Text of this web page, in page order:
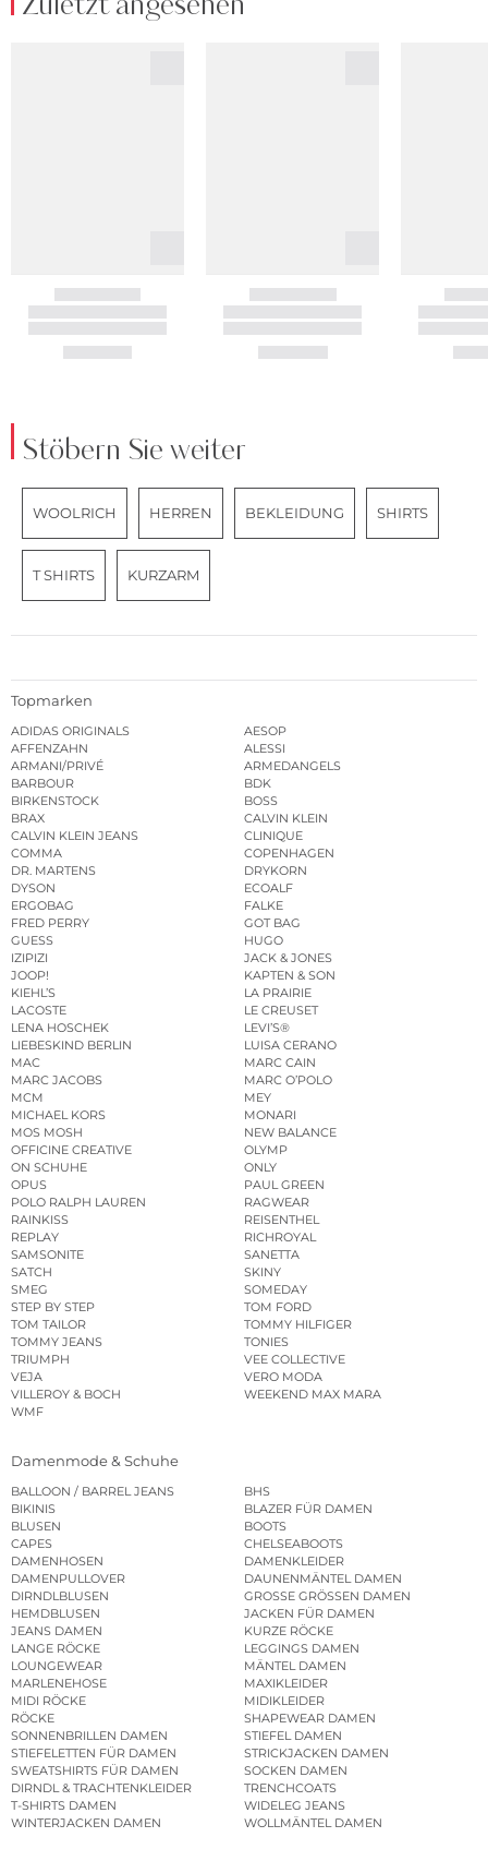
Stöbern Sie weiter
WOOLRICH HERREN BEKLEIDUNG SHIRTS
T SHIRTS KURZARM
Topmarken
ADIDAS ORIGINALS
AESOP
AFFENZAHN
ALESSI
ARMANI/PRIVÉ
ARMEDANGELS
BARBOUR
BDK
BIRKENSTOCK
BOSS
BRAX
CALVIN KLEIN
CALVIN KLEIN JEANS
CLINIQUE
COMMA
COPENHAGEN
DR. MARTENS
DRYKORN
DYSON
ECOALF
ERGOBAG
FALKE
FRED PERRY
GOT BAG
GUESS
HUGO
IZIPIZI
JACK & JONES
JOOP!
KAPTEN & SON
KIEHL’S
LA PRAIRIE
LACOSTE
LE CREUSET
LENA HOSCHEK
LEVI’S®
LIEBESKIND BERLIN
LUISA CERANO
MAC
MARC CAIN
MARC JACOBS
MARC O’POLO
MCM
MEY
MICHAEL KORS
MONARI
MOS MOSH
NEW BALANCE
OFFICINE CREATIVE
OLYMP
ON SCHUHE
ONLY
OPUS
PAUL GREEN
POLO RALPH LAUREN
RAGWEAR
RAINKISS
REISENTHEL
REPLAY
RICHROYAL
SAMSONITE
SANETTA
SATCH
SKINY
SMEG
SOMEDAY
STEP BY STEP
TOM FORD
TOM TAILOR
TOMMY HILFIGER
TOMMY JEANS
TONIES
TRIUMPH
VEE COLLECTIVE
VEJA
VERO MODA
VILLEROY & BOCH
WEEKEND MAX MARA
WMF
Damenmode & Schuhe
BALLOON / BARREL JEANS
BHS
BIKINIS
BLAZER FÜR DAMEN
BLUSEN
BOOTS
CAPES
CHELSEABOOTS
DAMENHOSEN
DAMENKLEIDER
DAMENPULLOVER
DAUNENMÄNTEL DAMEN
DIRNDLBLUSEN
GROSSE GRÖSSEN DAMEN
HEMDBLUSEN
JACKEN FÜR DAMEN
JEANS DAMEN
KURZE RÖCKE
LANGE RÖCKE
LEGGINGS DAMEN
LOUNGEWEAR
MÄNTEL DAMEN
MARLENEHOSE
MAXIKLEIDER
MIDI RÖCKE
MIDIKLEIDER
RÖCKE
SHAPEWEAR DAMEN
SONNENBRILLEN DAMEN
STIEFEL DAMEN
STIEFELETTEN FÜR DAMEN
STRICKJACKEN DAMEN
SWEATSHIRTS FÜR DAMEN
SOCKEN DAMEN
DIRNDL & TRACHTENKLEIDER
TRENCHCOATS
T-SHIRTS DAMEN
WIDELEG JEANS
WINTERJACKEN DAMEN
WOLLMÄNTEL DAMEN